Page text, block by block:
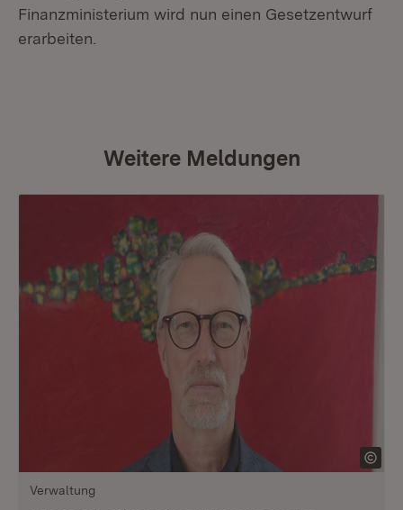
Finanzministerium wird nun einen Gesetzentwurf
erarbeiten.
Weitere Meldungen
Verwaltung